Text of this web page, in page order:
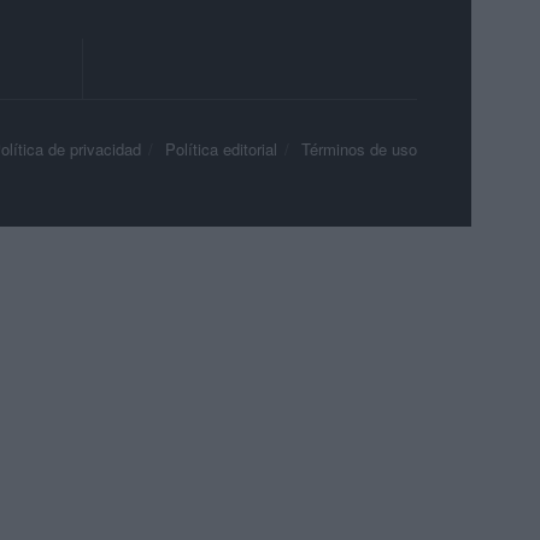
de privacidad Política editorial Términos de uso